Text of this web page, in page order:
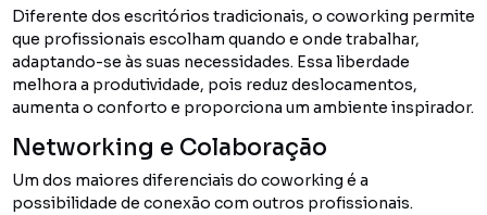
Diferente dos escritórios tradicionais, o coworking permite
que profissionais escolham quando e onde trabalhar,
adaptando-se às suas necessidades. Essa liberdade
melhora a produtividade, pois reduz deslocamentos,
aumenta o conforto e proporciona um ambiente inspirador.
Networking e Colaboração
Um dos maiores diferenciais do coworking é a
possibilidade de conexão com outros profissionais.